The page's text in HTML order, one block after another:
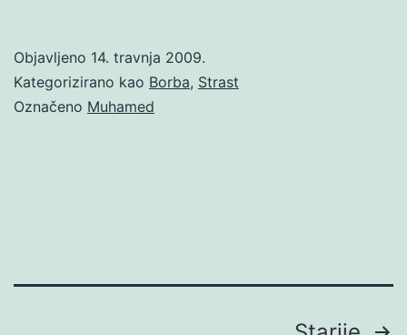
Objavljeno 14. travnja 2009.
Kategorizirano kao Borba, Strast
Označeno Muhamed